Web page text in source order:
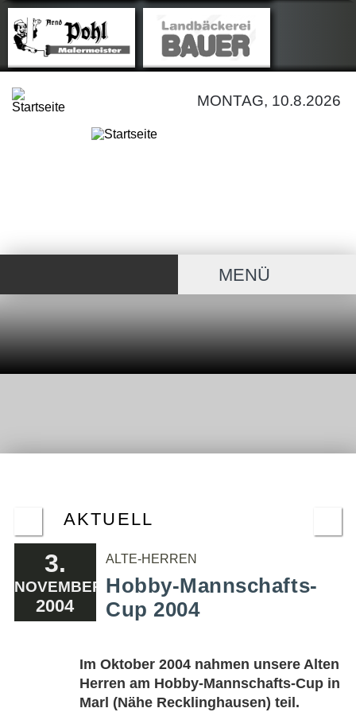
MONTAG, 10.8.2026
MENÜ
AKTUELL
3.
NOVEMBER
2004
ALTE-HERREN
Hobby-Mannschafts-
Cup 2004
Im Oktober 2004 nahmen unsere Alten
Herren am Hobby-Mannschafts-Cup in
Marl (Nähe Recklinghausen) teil.